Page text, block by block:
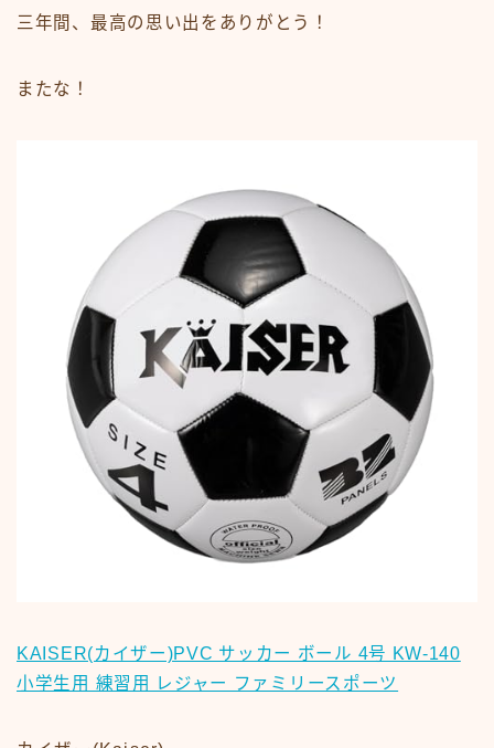
三年間、最高の思い出をありがとう！
またな！
KAISER(カイザー)PVC サッカー ボール 4号 KW-140
小学生用 練習用 レジャー ファミリースポーツ